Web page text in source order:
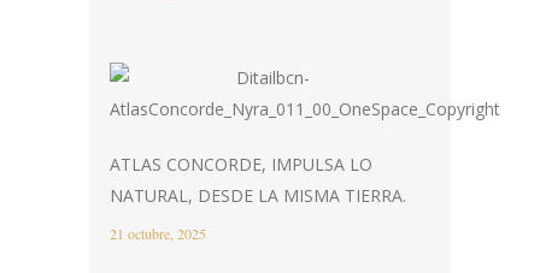
ATLAS CONCORDE, IMPULSA LO
NATURAL, DESDE LA MISMA TIERRA.
21 octubre, 2025